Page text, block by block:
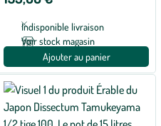
Indisponible livraison
Voir stock magasin
Ajouter au panier